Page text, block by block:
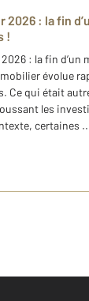
2026 : la fin
!
: la fin d’un
évolue
Ce qui était
les
certaines